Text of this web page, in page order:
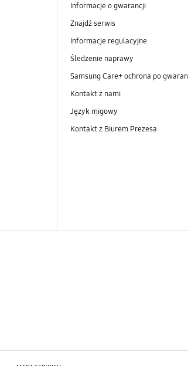
Informacje o gwarancji
Znajdź serwis
Informacje regulacyjne
Śledzenie naprawy
Samsung Care+ ochrona po
Kontakt z nami
Język migowy
Kontakt z Biurem Prezesa